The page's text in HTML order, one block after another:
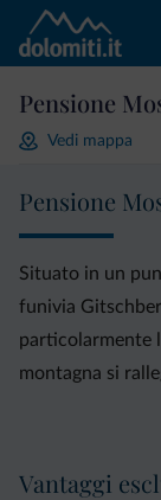
Pensione
Vedi mappa
Pensione
Situato in un
funivia
particolarmente
montagna si
Vantaggi